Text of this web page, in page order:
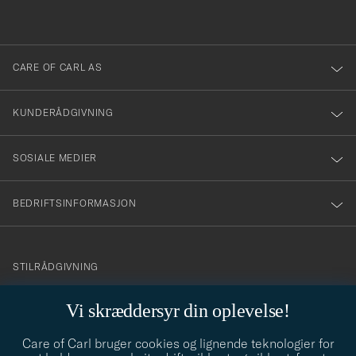
Vi skræddersyr din oplevelse!
Care of Carl bruger cookies og lignende teknologier for
dig
till
vårt
nyhetsbrev!
CARE OF CARL AS
KUNDERÅDGIVNING
SOSIALE MEDIER
BEDRIFTSINFORMASJON
info@careofcarl.no
STILRÅDGIVNING
STILRÅDGIVNING